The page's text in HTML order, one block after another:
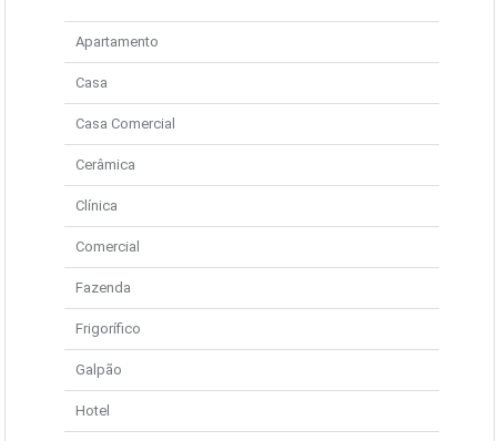
Apartamento
Casa
Casa Comercial
Cerâmica
Clínica
Comercial
Fazenda
Frigorífico
Galpão
Hotel